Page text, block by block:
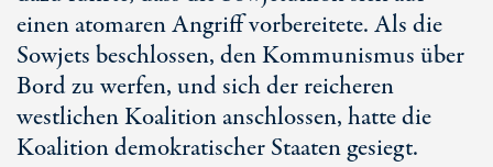
einen atomaren Angriff vorbereitete. Als die
Sowjets beschlossen, den Kommunismus über
Bord zu werfen, und sich der reicheren
westlichen Koalition anschlossen, hatte die
Koalition demokratischer Staaten gesiegt.